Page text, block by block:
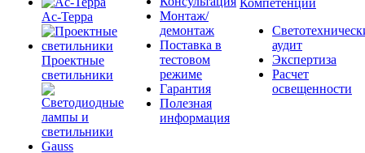
Ас-Терра
Проектные
светильники
Монтаж/
демонтаж
Поставка в
тестовом
режиме
Гарантия
Полезная
информация
Компетенции
аудит
Экспертиза
Расчет
освещенности